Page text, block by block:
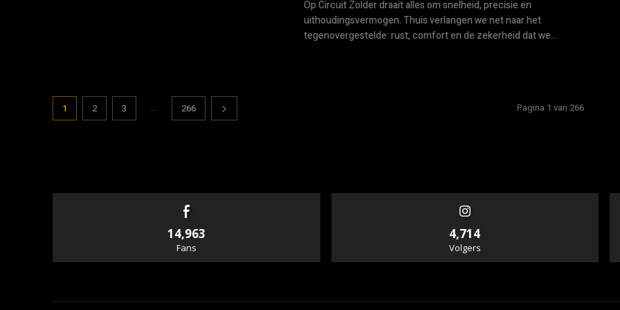
Op Circuit Zolder draait alles om snelheid, precisie en
uithoudingsvermogen. Thuis verlangen we net naar het
tegenovergestelde: rust, comfort en de zekerheid dat we...
1 2 3 ... 266 Pagina 1 van 266
14,963
Fans
4,714
Volgers